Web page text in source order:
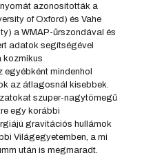
azonosították a
of Oxford) és Vahe
a WMAP-űrszondával és
adatok segítségével
kozmikus
egyébként mindenhol
az átlagosnál kisebbek.
szuper-nagytömegű
egy korábbi
gravitációs hullámok
Világegyetemben, a mi
után is megmaradt.